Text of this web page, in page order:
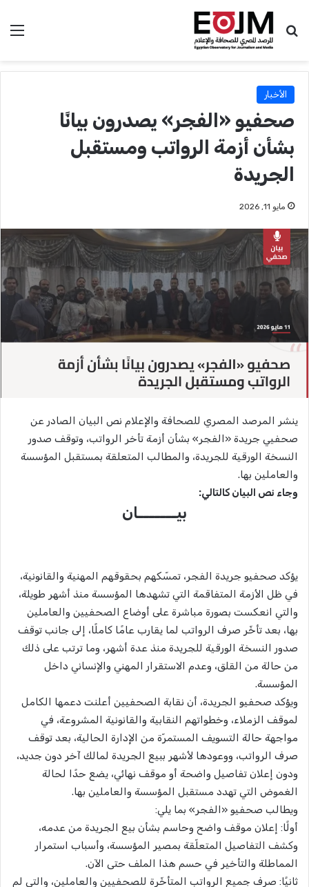
بحث عن
الأخبار
صحفيو «الفجر» يصدرون بيانًا
بشأن أزمة الرواتب ومستقبل
الجريدة
مايو 11, 2026
ينشر المرصد المصري للصحافة والإعلام نص البيان الصادر عن
صحفيي جريدة «الفجر» بشأن أزمة تأخر الرواتب، وتوقف صدور
النسخة الورقية للجريدة، والمطالب المتعلقة بمستقبل المؤسسة
والعاملين بها.
وجاء نص البيان كالتالي:
بيـــــــان
يؤكد صحفيو جريدة الفجر، تمسّكهم بحقوقهم المهنية والقانونية،
في ظل الأزمة المتفاقمة التي تشهدها المؤسسة منذ أشهر طويلة،
والتي انعكست بصورة مباشرة على أوضاع الصحفيين والعاملين
بها، بعد تأخّر صرف الرواتب لما يقارب عامًا كاملًا، إلى جانب توقف
صدور النسخة الورقية للجريدة منذ عدة أشهر، وما ترتب على ذلك
من حالة من القلق، وعدم الاستقرار المهني والإنساني داخل
المؤسسة.
ويؤكد صحفيو الجريدة، أن نقابة الصحفيين أعلنت دعمها الكامل
لموقف الزملاء، وخطواتهم النقابية والقانونية المشروعة، في
مواجهة حالة التسويف المستمرّة من الإدارة الحالية، بعد توقف
صرف الرواتب، ووعودها لأشهر ببيع الجريدة لمالك آخر دون جديد،
ودون إعلان تفاصيل واضحة أو موقف نهائي، يضع حدًا لحالة
الغموض التي تهدد مستقبل المؤسسة والعاملين بها.
ويطالب صحفيو «الفجر» بما يلي:
أولًا: إعلان موقف واضح وحاسم بشأن بيع الجريدة من عدمه،
وكشف التفاصيل المتعلّقة بمصير المؤسسة، وأسباب استمرار
المماطلة والتأخير في حسم هذا الملف حتى الآن.
ثانيًا: صرف جميع الرواتب المتأخّرة للصحفيين والعاملين، والتي لم